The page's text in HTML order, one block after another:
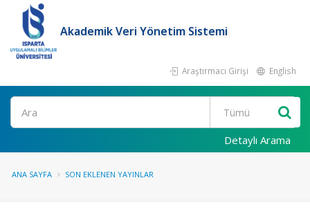
Akademik Veri Yönetim Sistemi
Araştırmacı Girişi English
Ara
Detaylı Arama
ANA SAYFA SON EKLENEN YAYINLAR